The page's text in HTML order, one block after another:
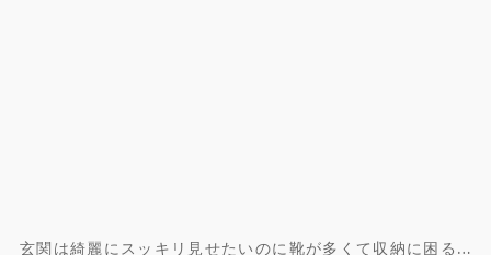
玄関は綺麗にスッキリ見せたいのに靴が多くて収納に困る…